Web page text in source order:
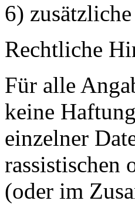
6)
Rechtliche
Für alle
keine
einzelner
rassistischen
(oder im